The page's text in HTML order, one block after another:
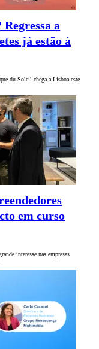
a
já estão à
du Soleil chega a Lisboa este
em curso
interesse nas empresas